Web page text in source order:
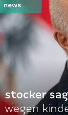
stocker
wegen